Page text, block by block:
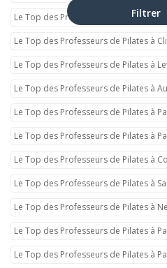
Filtrer
Le Top des Professeurs de Pilates à
Le Top des Professeurs de Pilates à
Le Top des Professeurs de Pilates à
Le Top des Professeurs de Pilates à
Le Top des Professeurs de Pilates à
Le Top des Professeurs de Pilates à
Le Top des Professeurs de Pilates à
Le Top des Professeurs de Pilates à
Le Top des Professeurs de Pilates à
Le Top des Professeurs de Pilates à
Le Top des Professeurs de Pilates à